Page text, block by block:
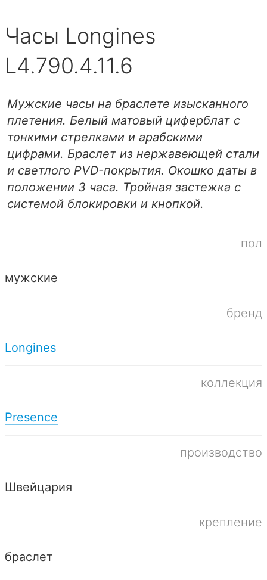
Часы Longines
L4.790.4.11.6
Мужские часы на браслете изысканного
плетения. Белый матовый циферблат с
тонкими стрелками и арабскими
цифрами. Браслет из нержавеющей стали
и светлого PVD-покрытия. Окошко даты в
положении 3 часа. Тройная застежка с
системой блокировки и кнопкой.
пол
мужские
бренд
Longines
коллекция
Presence
производство
Швейцария
крепление
браслет